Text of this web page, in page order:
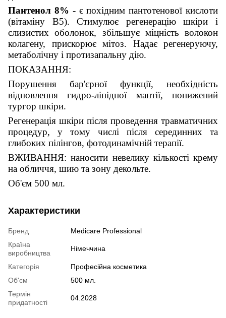
Пантенол 8% - є похідним пантотенової кислоти
(вітаміну В5). Стимулює регенерацію шкіри і
слизистих оболонок, збільшує міцність волокон
колагену, прискорює мітоз. Надає регенеруючу,
метаболічну і протизапальну дію.
ПОКАЗАННЯ:
Порушення бар'єрної функції, необхідність
відновлення гидро-ліпідної мантії, понижений
тургор шкіри.
Регенерація шкіри після проведення травматичних
процедур, у тому числі після серединних та
глибоких пілінгов, фотодинамічній терапії.
ВЖИВАННЯ: наносити невелику кількості крему
на обличчя, шию та зону декольте.
Об'єм 500 мл.
Характеристики
Бренд
Medicare Professional
Країна
виробництва
Німеччина
Категорія
Професійна косметика
Об'єм
500 мл.
Термін
придатності
04.2028